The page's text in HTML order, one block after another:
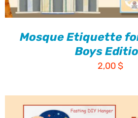
Mosque Etiquette
Boys
2,00$